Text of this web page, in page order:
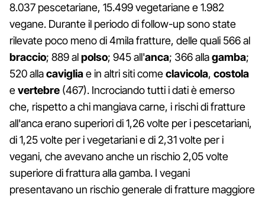
8.037 pescetariane, 15.499 vegetariane e 1.982
vegane. Durante il periodo di follow-up sono state
rilevate poco meno di 4mila fratture, delle quali 566 al
braccio; 889 alpolso; 945 all'anca; 366 allagamba;
520 allacavigliae in altri siti comeclavicola, costola
evertebre (467). Incrociando tutti i dati è emerso
che, rispetto a chi mangiava carne, i rischi di fratture
all'anca erano superiori di 1,26 volte per i pescetariani,
di 1,25 volte per i vegetariani e di 2,31 volte per i
vegani, che avevano anche un rischio 2,05 volte
superiore di frattura alla gamba. I vegani
presentavano un rischio generale di fratture maggiore